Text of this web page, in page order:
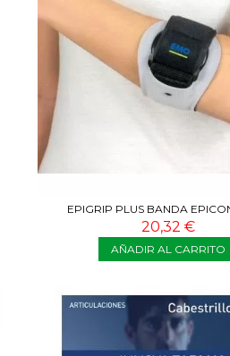
EPIGRIP PLUS BANDA
20,32 €
AÑADIR AL CARRITO